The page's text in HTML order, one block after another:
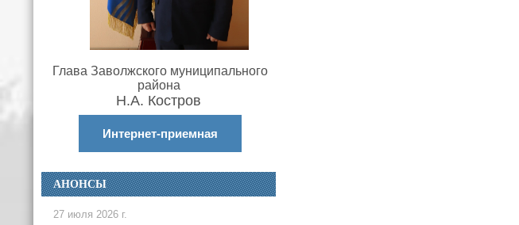
Глава Заволжского муниципального
района
Н.А. Костров
Интернет-приемная
АНОНСЫ
27 июля 2026 г.